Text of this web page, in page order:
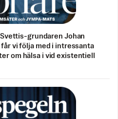
Svettis-grundaren Johan
vi följa med i intressanta
om hälsa i vid existentiell